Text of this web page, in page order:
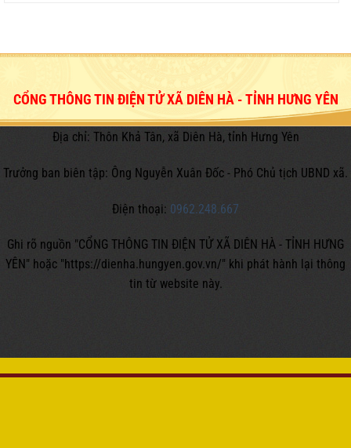
CỔNG THÔNG TIN ĐIỆN TỬ XÃ DIÊN HÀ - TỈNH HƯNG YÊN
Địa chỉ: Thôn Khả Tân, xã Diên Hà, tỉnh Hưng Yên
Trưởng ban biên tập: Ông Nguyễn Xuân Đốc - Phó Chủ tịch UBND xã.
Điện thoại: 0962.248.667
Ghi rõ nguồn "CỔNG THÔNG TIN ĐIỆN TỬ XÃ DIÊN HÀ - TỈNH HƯNG
YÊN" hoặc "https://dienha.hungyen.gov.vn/" khi phát hành lại thông
tin từ website này.